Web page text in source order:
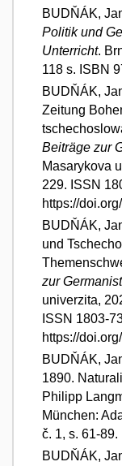
BUDŇÁK,
Politik und
Unterricht.
118 s. ISBN
BUDŇÁK,
Zeitung
Beiträge zur
Masarykova
229. ISSN
https://
BUDŇÁK,
und
zur
univerzita,
ISSN 1803-
https://
BUDŇÁK,
1890.
Philipp
München:
č. 1, s. 61-
BUDŇÁK,